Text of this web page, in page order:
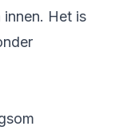
Het is